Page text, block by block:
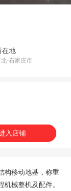
在地
-石家庄市
入店铺
构移动地基，称重
械整机及配件。